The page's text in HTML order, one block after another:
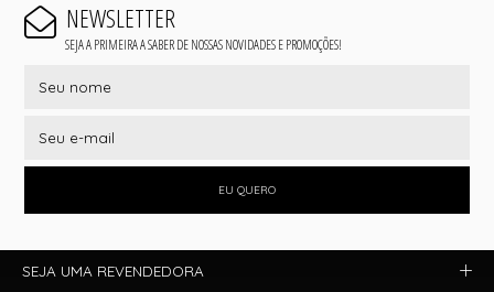
NEWSLETTER
SEJA A PRIMEIRA A SABER DE NOSSAS NOVIDADES E PROMOÇÕES!
EU QUERO
SEJA UMA REVENDEDORA